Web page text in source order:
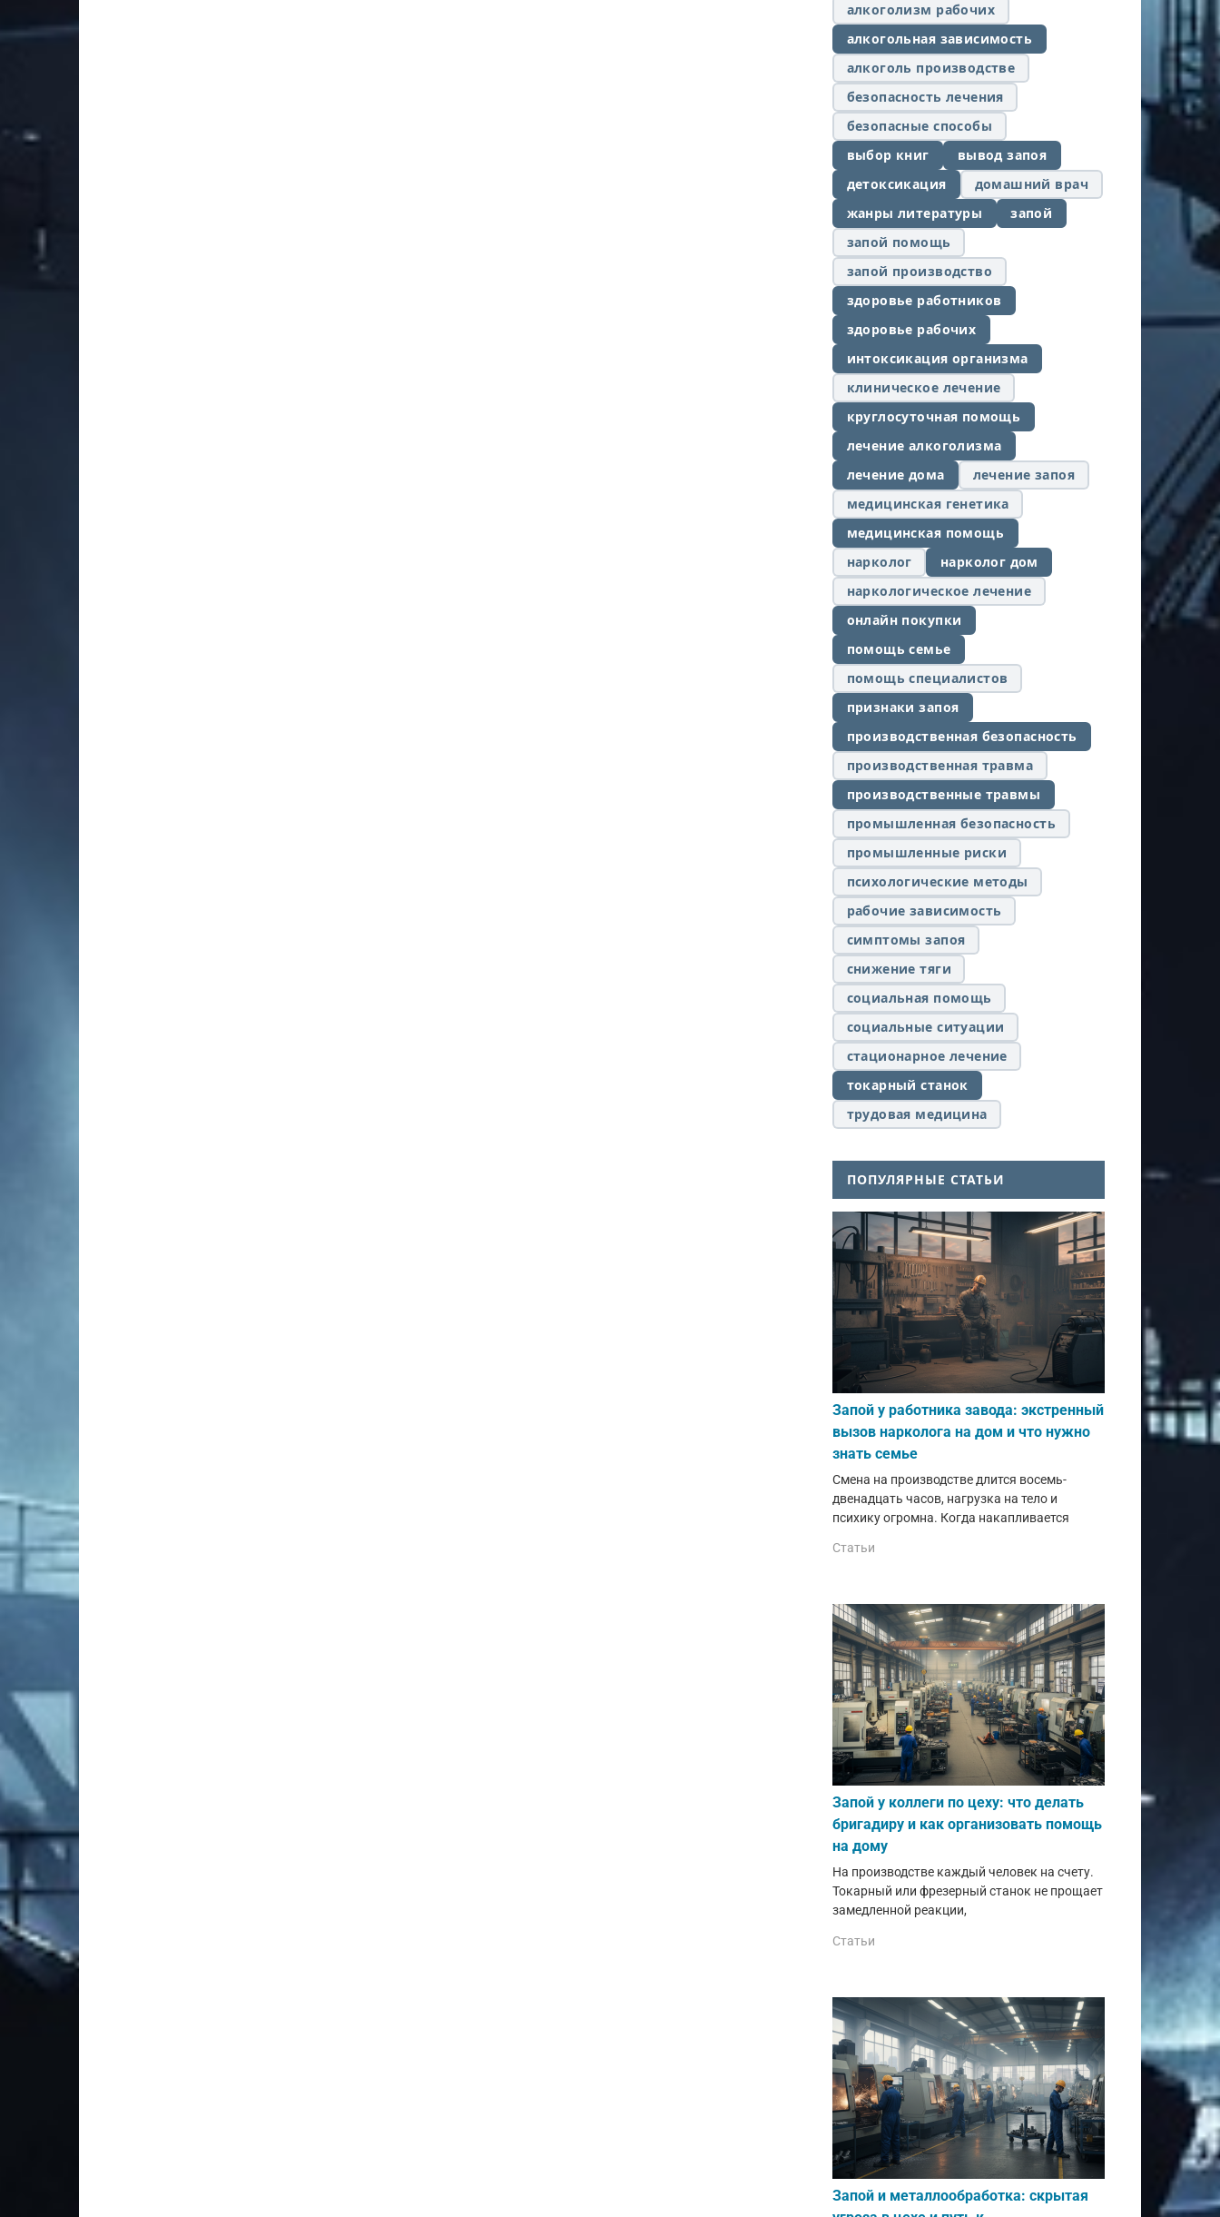
алкоголизм рабочих
алкогольная зависимость
алкоголь производстве
безопасность лечения
безопасные способы
выбор книг
вывод запоя
детоксикация
домашний врач
жанры литературы
запой
запой помощь
запой производство
здоровье работников
здоровье рабочих
интоксикация организма
клиническое лечение
круглосуточная помощь
лечение алкоголизма
лечение дома
лечение запоя
медицинская генетика
медицинская помощь
нарколог
нарколог дом
наркологическое лечение
онлайн покупки
помощь семье
помощь специалистов
признаки запоя
производственная безопасность
производственная травма
производственные травмы
промышленная безопасность
промышленные риски
психологические методы
рабочие зависимость
симптомы запоя
снижение тяги
социальная помощь
социальные ситуации
стационарное лечение
токарный станок
трудовая медицина
ПОПУЛЯРНЫЕ СТАТЬИ
Запой у работника завода: экстренный
вызов нарколога на дом и что нужно
знать семье
Смена на производстве длится восемь-
двенадцать часов, нагрузка на тело и
психику огромна. Когда накапливается
Статьи
Запой у коллеги по цеху: что делать
бригадиру и как организовать помощь
на дому
На производстве каждый человек на счету.
Токарный или фрезерный станок не прощает
замедленной реакции,
Статьи
Запой и металлообработка: скрытая